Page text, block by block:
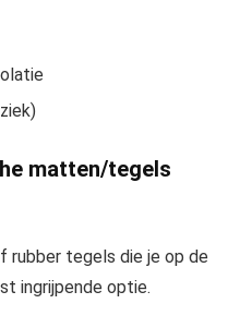
matten/tegels
rubber tegels die je op de
ingrijpende optie.